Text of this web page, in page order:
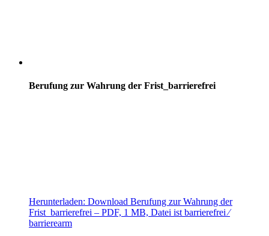
Berufung zur Wahrung der Frist_barrierefrei
Herunterladen: Download Berufung zur Wahrung der
Frist_barrierefrei – PDF, 1 MB, Datei ist barrierefrei ⁄
barrierearm